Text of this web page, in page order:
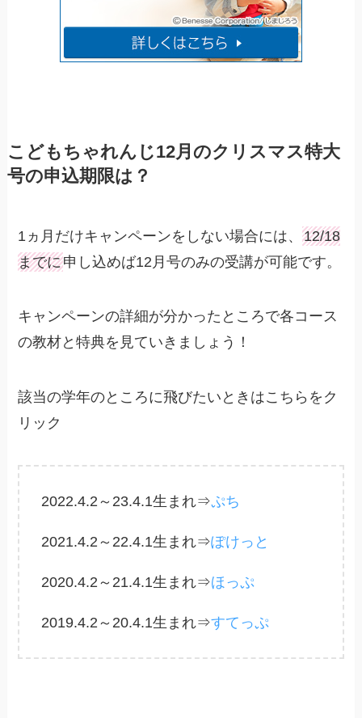
こどもちゃれんじ12月のクリスマス特大
号の申込期限は？
1ヵ月だけキャンペーンをしない場合には、12/18
までに申し込めば12月号のみの受講が可能です。
キャンペーンの詳細が分かったところで各コース
の教材と特典を見ていきましょう！
該当の学年のところに飛びたいときはこちらをク
リック
2022.4.2～23.4.1生まれ⇒ぷち
2021.4.2～22.4.1生まれ⇒ぽけっと
2020.4.2～21.4.1生まれ⇒ほっぷ
2019.4.2～20.4.1生まれ⇒すてっぷ